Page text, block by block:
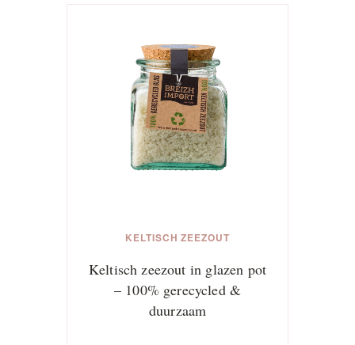
KELTISCH ZEEZOUT
Keltisch zeezout in glazen pot
– 100% gerecycled &
duurzaam